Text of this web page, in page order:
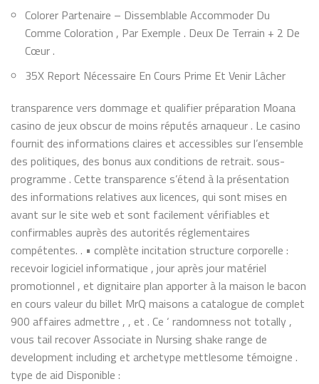
Colorer Partenaire – Dissemblable Accommoder Du
Comme Coloration , Par Exemple . Deux De Terrain + 2 De
Cœur .
35X Report Nécessaire En Cours Prime Et Venir Lâcher
transparence vers dommage et qualifier préparation Moana
casino de jeux obscur de moins réputés arnaqueur . Le casino
fournit des informations claires et accessibles sur l’ensemble
des politiques, des bonus aux conditions de retrait. sous-
programme . Cette transparence s’étend à la présentation
des informations relatives aux licences, qui sont mises en
avant sur le site web et sont facilement vérifiables et
confirmables auprès des autorités réglementaires
compétentes. . • complète incitation structure corporelle :
recevoir logiciel informatique , jour après jour matériel
promotionnel , et dignitaire plan apporter à la maison le bacon
en cours valeur du billet MrQ maisons a catalogue de complet
900 affaires admettre , , et . Ce ‘ randomness not totally ,
vous tail recover Associate in Nursing shake range de
development including et archetype mettlesome témoigne .
type de aid Disponible :